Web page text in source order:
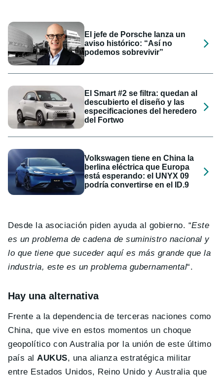
El jefe de Porsche lanza un
aviso histórico: “Así no
podemos sobrevivir”
El Smart #2 se filtra: quedan al
descubierto el diseño y las
especificaciones del heredero
del Fortwo
Volkswagen tiene en China la
berlina eléctrica que Europa
está esperando: el UNYX 09
podría convertirse en el ID.9
Desde la asociación piden ayuda al gobierno. “Este
es un problema de cadena de suministro nacional y
lo que tiene que suceder aquí es más grande que la
industria, este es un problema gubernamental“.
Hay una alternativa
Frente a la dependencia de terceras naciones como
China, que vive en estos momentos un choque
geopolítico con Australia por la unión de este último
país alAUKUS, una alianza estratégica militar
entre Estados Unidos, Reino Unido y Australia que